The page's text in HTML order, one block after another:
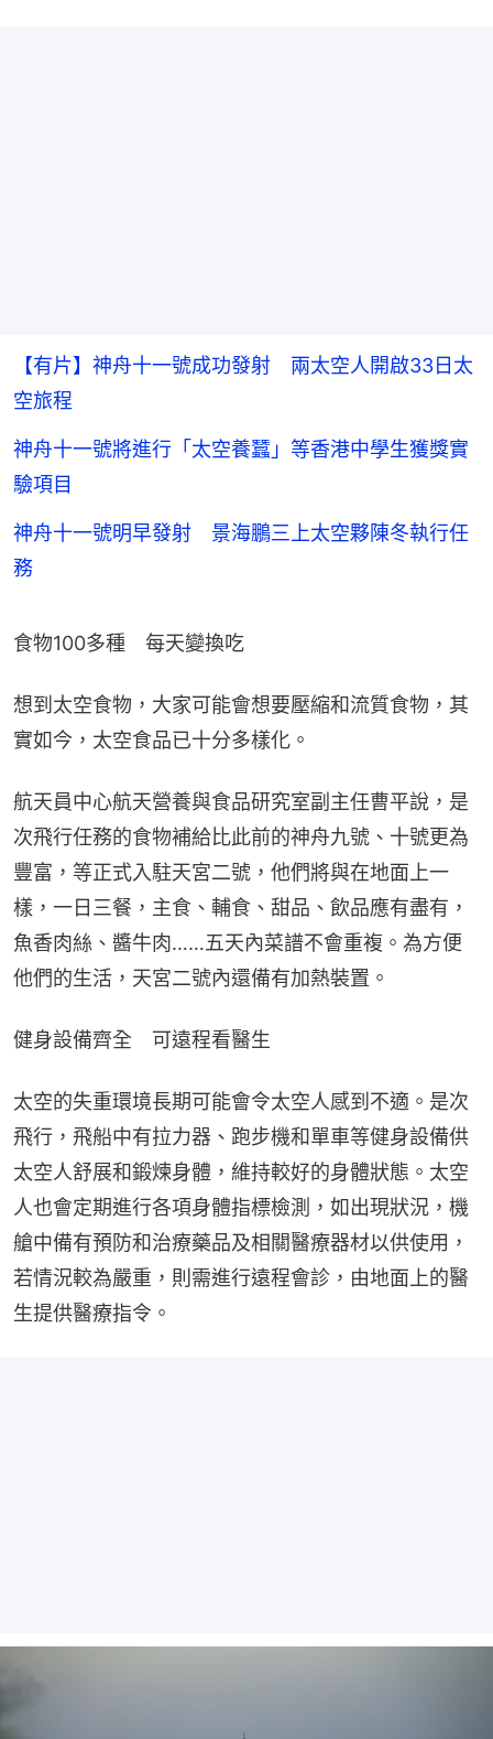
【有片】神舟十一號成功發射 兩太空人開啟33日太
空旅程
神舟十一號將進行「太空養蠶」等香港中學生獲獎實
驗項目
神舟十一號明早發射 景海鵬三上太空夥陳冬執行任
務
食物100多種　每天變換吃
想到太空食物，大家可能會想要壓縮和流質食物，其
實如今，太空食品已十分多樣化。
航天員中心航天營養與食品研究室副主任曹平說，是
次飛行任務的食物補給比此前的神舟九號、十號更為
豐富，等正式入駐天宮二號，他們將與在地面上一
樣，一日三餐，主食、輔食、甜品、飲品應有盡有，
魚香肉絲、醬牛肉……五天內菜譜不會重複。為方便
他們的生活，天宮二號內還備有加熱裝置。
健身設備齊全　可遠程看醫生
太空的失重環境長期可能會令太空人感到不適。是次
飛行，飛船中有拉力器、跑步機和單車等健身設備供
太空人舒展和鍛煉身體，維持較好的身體狀態。太空
人也會定期進行各項身體指標檢測，如出現狀況，機
艙中備有預防和治療藥品及相關醫療器材以供使用，
若情況較為嚴重，則需進行遠程會診，由地面上的醫
生提供醫療指令。